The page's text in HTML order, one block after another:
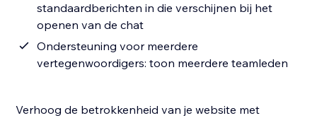
standaardberichten in die verschijnen bij het
openen van de chat
Ondersteuning voor meerdere
vertegenwoordigers: toon meerdere teamleden
Verhoog de betrokkenheid van je website met